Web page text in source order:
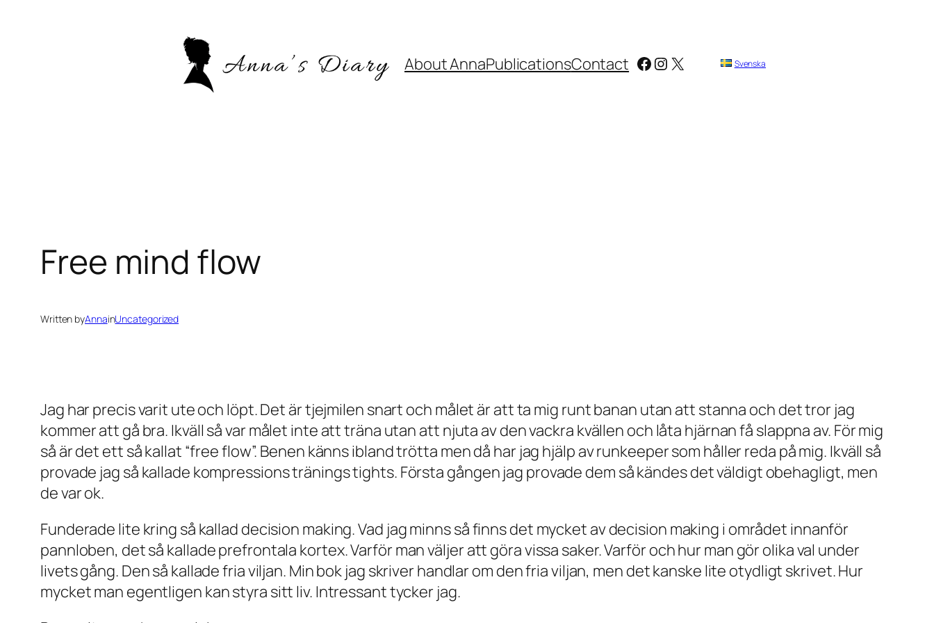
About AnnaPublicationsContact Facebook
Instagram
X Svenska
Free mind flow
Written byAnnainUncategorized
Jag har precis varit ute och löpt. Det är tjejmilen snart och målet är att ta mig runt banan utan att stanna och det tror jag
kommer att gå bra. Ikväll så var målet inte att träna utan att njuta av den vackra kvällen och låta hjärnan få slappna av. För mig
så är det ett så kallat “free flow”. Benen känns ibland trötta men då har jag hjälp av runkeeper som håller reda på mig. Ikväll så
provade jag så kallade kompressions tränings tights. Första gången jag provade dem så kändes det väldigt obehagligt, men
de var ok.
Funderade lite kring så kallad decision making. Vad jag minns så finns det mycket av decision making i området innanför
pannloben, det så kallade prefrontala kortex. Varför man väljer att göra vissa saker. Varför och hur man gör olika val under
livets gång. Den så kallade fria viljan. Min bok jag skriver handlar om den fria viljan, men det kanske lite otydligt skrivet. Hur
mycket man egentligen kan styra sitt liv. Intressant tycker jag.